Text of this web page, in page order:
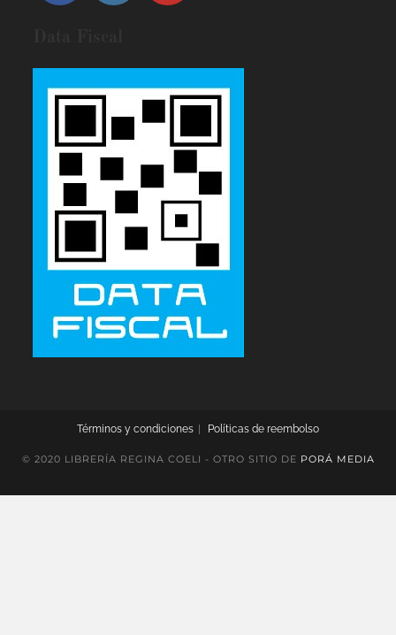
Términos y condiciones Políticas de reembolso
© 2020 LIBRERÍA REGINA COELI - OTRO SITIO DE PORÁ MEDIA